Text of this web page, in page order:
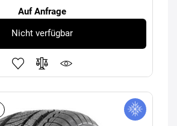
Auf Anfrage
Nicht verfügbar